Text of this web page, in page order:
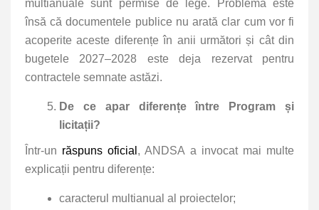
multianuale sunt permise de lege. Problema este
însă că documentele publice nu arată clar cum vor fi
acoperite aceste diferențe în anii următori și cât din
bugetele 2027–2028 este deja rezervat pentru
contractele semnate astăzi.
De ce apar diferențe între Program și
licitații?
Într-un răspuns oficial , ANDSA a invocat mai multe
explicații pentru diferențe:
caracterul multianual al proiectelor;